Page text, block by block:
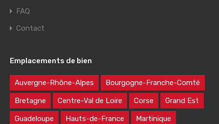
FAQ
Contact
Emplacements de bien
Auvergne-Rhône-Alpes Bourgogne-Franche-Comté
Bretagne Centre-Val de Loire Corse Grand Est
Guadeloupe Hauts-de-France Martinique